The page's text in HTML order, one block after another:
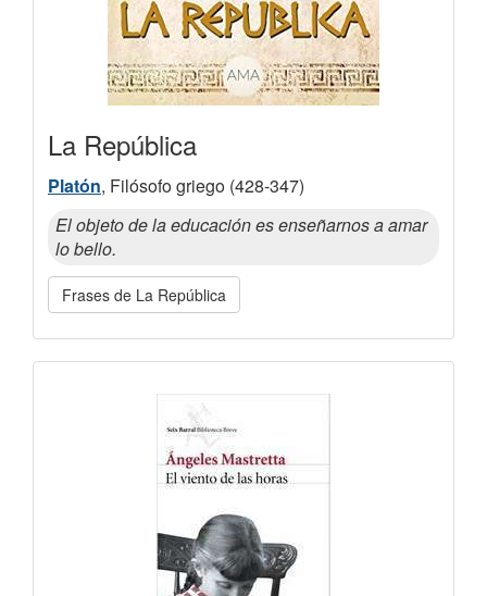
La República
Platón, Filósofo griego (428-347)
El objeto de la educación es enseñarnos a amar
lo bello.
Frases de La República